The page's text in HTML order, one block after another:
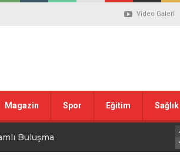
Video Galeri
Magazin Spor Eğitim Sağlık
Buluşma